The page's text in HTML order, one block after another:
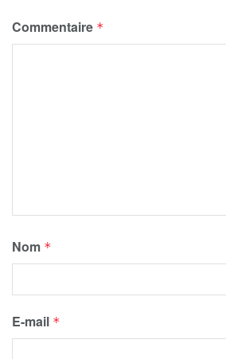
Commentaire *
Nom *
E-mail *